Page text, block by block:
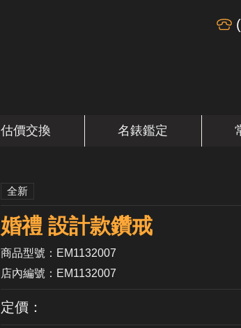
估價交換 名錶鑑定
全新
婚禮 設計款鑽戒
商品型號：EM1132007
店內編號：EM1132007
定價：